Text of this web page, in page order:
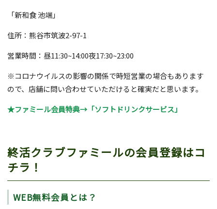
「新和食 池端」
住所：熊谷市筑波2-97-1
営業時間：昼11:30~14:00夜17:30~23:00
※コロナウイルスの影響の関係で時短営業の場合もあります
ので、店舗に問い合わせていただけると確実だと思います。
★ファミール会員特典→「ソフトドリンクサービス」
終活クラブファミールの会員登録はコ
チラ！
WEB無料会員とは？